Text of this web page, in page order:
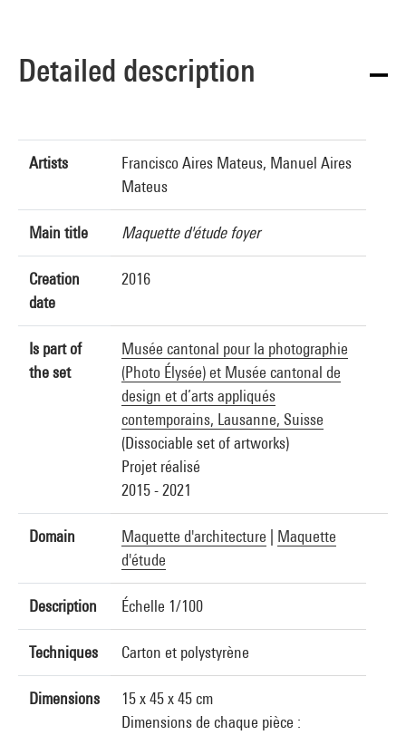
Detailed description
Artists
Francisco Aires Mateus, Manuel Aires
Mateus
Main title Maquette d'étude foyer
Creation
date
2016
Is part of
the set
Musée cantonal pour la photographie
(Photo Élysée) et Musée cantonal de
design et d’arts appliqués
contemporains, Lausanne, Suisse
(Dissociable set of artworks)
Projet réalisé
2015 - 2021
Domain Maquette d'architecture
Maquette
d'étude
Description Échelle 1/100
Techniques Carton et polystyrène
Dimensions
15 x 45 x 45 cm
Dimensions de chaque pièce :